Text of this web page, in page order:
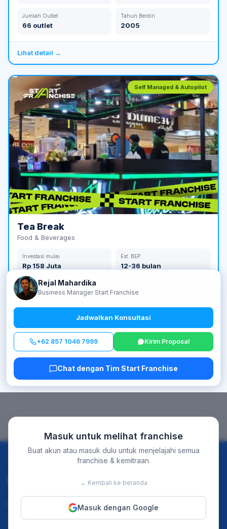
Rejal Mahardika
Business Manager Start Franchise
Jadwalkan Konsultasi
+62 857 1046 7999 Kirim Proposal
Chat dengan Tim Start Franchise
Jumlah Outlet
66 outlet
Tahun Berdiri
2005
Lihat detail →
Self Managed & Autopilot
Tea Break
Food & Beverages
Investasi mulai
Rp 158 Juta
Est. BEP
12-36 bulan
Jumlah Outlet
210 outlet 2017
Masuk untuk melihat franchise
Buat akun atau masuk dulu untuk menjelajahi semua
franchise & kemitraan.
← Kembali ke beranda
Masuk dengan Google
TikTok
For Business
Home
Our Event